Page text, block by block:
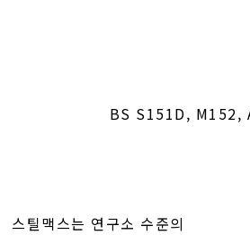
BS S151D,
스틸맥스는 연구소 수준의